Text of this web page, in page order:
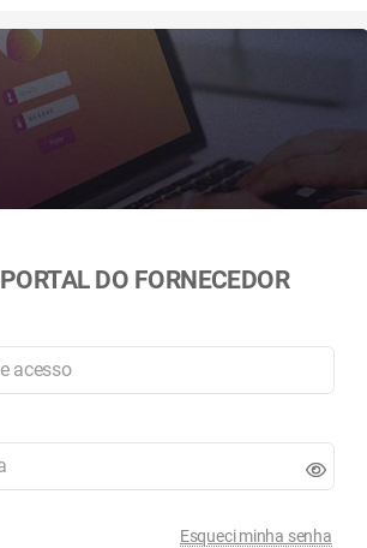
PORTAL DO FORNECEDOR
Esqueci minha senha